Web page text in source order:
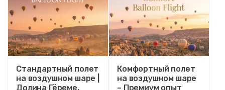
Ценовой диапазон
0EUR 3460 EUR +
Длительность тура
Стандартный полет
на воздушном шаре |
Долина Гёреме,
Комфортный полет
на воздушном шаре
– Премиум опыт